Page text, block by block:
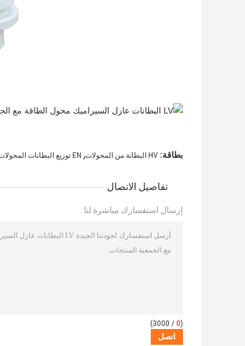
بطاقة: HV البطانة من المحولات , EN توزيع البطانات المحولات
تفاصيل الاتصال
إرسال استفسارك مباشرة لنا
(
0
/ 3000)